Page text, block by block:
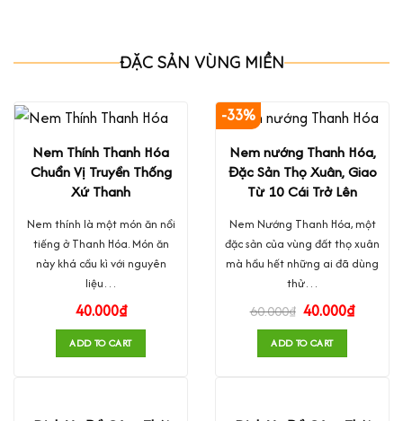
ĐẶC SẢN VÙNG MIỀN
Nem Thính Thanh Hóa
Chuẩn Vị Truyền Thống
Xứ Thanh
Nem thính là một món ăn nổi
tiếng ở Thanh Hóa. Món ăn
này khá cầu kì với nguyên
liệu…
40.000₫
ADD TO CART
-33%
Nem nướng Thanh Hóa,
Đặc Sản Thọ Xuân, Giao
Từ 10 Cái Trở Lên
Nem Nướng Thanh Hóa, một
đặc sản của vùng đất thọ xuân
mà hầu hết những ai đã dùng
thử…
60.000₫ 40.000₫
ADD TO CART